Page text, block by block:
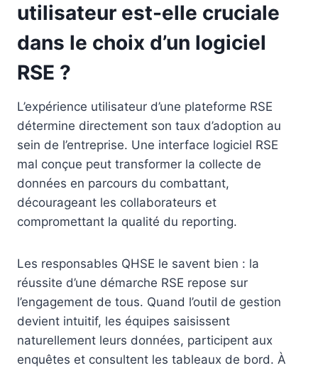
utilisateur est-elle cruciale
dans le choix d’un logiciel
RSE ?
L’expérience utilisateur d’une plateforme RSE
détermine directement son taux d’adoption au
sein de l’entreprise. Une interface logiciel RSE
mal conçue peut transformer la collecte de
données en parcours du combattant,
décourageant les collaborateurs et
compromettant la qualité du reporting.
Les responsables QHSE le savent bien : la
réussite d’une démarche RSE repose sur
l’engagement de tous. Quand l’outil de gestion
devient intuitif, les équipes saisissent
naturellement leurs données, participent aux
enquêtes et consultent les tableaux de bord. À